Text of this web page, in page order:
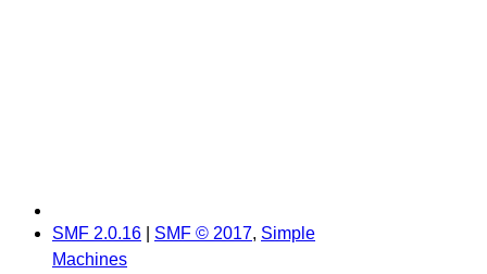
SMF 2.0.16 SMF © 2017, Simple
Machines